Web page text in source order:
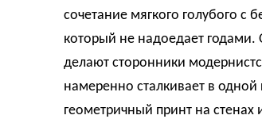
сочетание мягкого голубого
который не надоедает
делают сторонники
намеренно сталкивает в
геометричный принт на